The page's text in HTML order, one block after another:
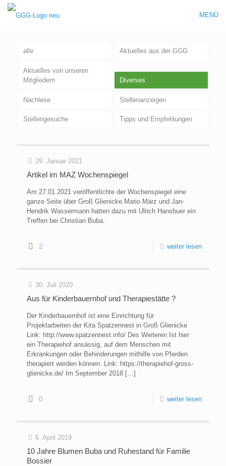
MENÜ
alle Aktuelles aus der GGG
Aktuelles von unseren
Mitgliedern
Diverses
Nachlese Stellenanzeigen
Stellengesuche Tipps und Empfehlungen
29. Januar 2021
Artikel im MAZ Wochenspiegel
Am 27.01.2021 veröffentlichte der Wochenspiegel eine
ganze Seite über Groß Glienicke.Mario März und Jan-
Hendrik Wassermann hatten dazu mit Ulrich Hansbuer ein
Treffen bei Christian Buba.
2 weiter lesen
30. Juli 2020
Aus für Kinderbauernhof und Therapiestätte ?
Der Kinderbauernhof ist eine Einrichtung für
Projektarbeiten der Kita Spatzennest in Groß Glienicke
Link: http://www.spatzennest.info/ Des Weiteren Ist hier
ein Therapiehof ansässig, auf dem Menschen mit
Erkrankungen oder Behinderungen mithilfe von Pferden
therapiert werden können. Link: https://therapiehof-gross-
glienicke.de/ Im September 2018 […]
0 weiter lesen
6. April 2019
10 Jahre Blumen Buba und Ruhestand für Familie
Bossier